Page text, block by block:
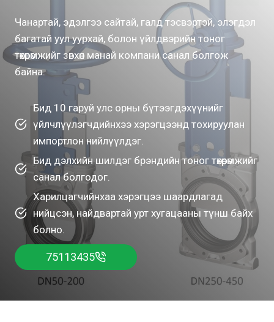
Чанартай, эдэлгээ сайтай, галд тэсвэртэй, элэгдэл
багатай уул уурхай, болон үйлдвэрийн тоног
төхөөрөмжийг зөвхөн манай компани санал болгож
байна.
Бид 10 гаруй улс орны бүтээгдэхүүнийг
үйлчлүүлэгчдийнхээ хэрэгцээнд тохируулан
импортлон нийлүүлдэг.
Бид дэлхийн шилдэг брэндийн тоног төхөөрөмжийг
санал болгодог.
Харилцагчийнхаа хэрэгцээ шаардлагад
нийцсэн, найдвартай урт хугацааны түнш байх
болно.
75113435